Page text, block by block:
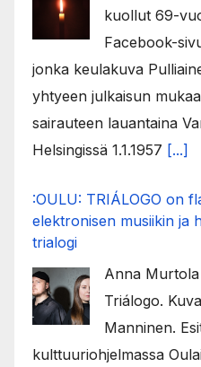
kuollut 69-
Facebook-
jonka keulakuva
yhtyeen julkaisun
sairauteen lauantaina
Helsingissä 1.1.1957 [...]
:OULU: TRIÁLOGO on
elektronisen musiikin ja
trialogi
Anna
Triálogo.
Manninen.
kulttuuriohjelmassa